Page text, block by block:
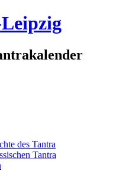
des Tantra
Tantra